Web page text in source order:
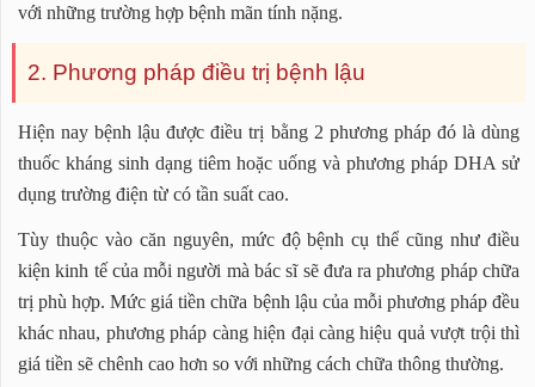
với những trường hợp bệnh mãn tính nặng.
2. Phương pháp điều trị bệnh lậu
Hiện nay bệnh lậu được điều trị bằng 2 phương pháp đó là dùng
thuốc kháng sinh dạng tiêm hoặc uống và phương pháp DHA sử
dụng trường điện từ có tần suất cao.
Tùy thuộc vào căn nguyên, mức độ bệnh cụ thể cũng như điều
kiện kinh tế của mỗi người mà bác sĩ sẽ đưa ra phương pháp chữa
trị phù hợp. Mức giá tiền chữa bệnh lậu của mỗi phương pháp đều
khác nhau, phương pháp càng hiện đại càng hiệu quả vượt trội thì
giá tiền sẽ chênh cao hơn so với những cách chữa thông thường.